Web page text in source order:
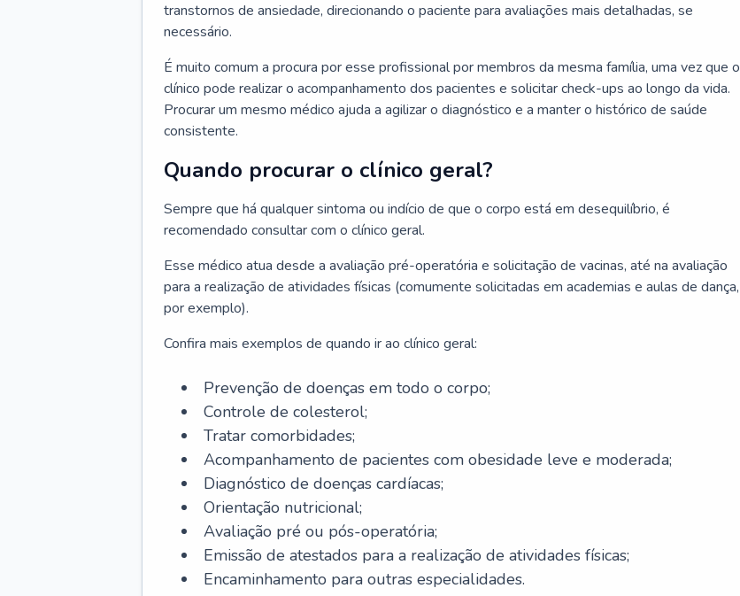
transtornos de ansiedade, direcionando o paciente para avaliações mais detalhadas, se
necessário.
É muito comum a procura por esse profissional por membros da mesma família, uma vez que o
clínico pode realizar o acompanhamento dos pacientes e solicitar check-ups ao longo da vida.
Procurar um mesmo médico ajuda a agilizar o diagnóstico e a manter o histórico de saúde
consistente.
Quando procurar o clínico geral?
Sempre que há qualquer sintoma ou indício de que o corpo está em desequilíbrio, é
recomendado consultar com o clínico geral.
Esse médico atua desde a avaliação pré-operatória e solicitação de vacinas, até na avaliação
para a realização de atividades físicas (comumente solicitadas em academias e aulas de dança,
por exemplo).
Confira mais exemplos de quando ir ao clínico geral:
Prevenção de doenças em todo o corpo;
Controle de colesterol;
Tratar comorbidades;
Acompanhamento de pacientes com obesidade leve e moderada;
Diagnóstico de doenças cardíacas;
Orientação nutricional;
Avaliação pré ou pós-operatória;
Emissão de atestados para a realização de atividades físicas;
Encaminhamento para outras especialidades.